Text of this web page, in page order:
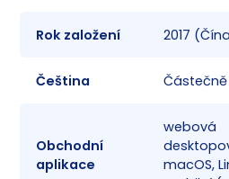
Rok založení 2017
Čeština Částečně
Obchodní
aplikace
webová
macOS,